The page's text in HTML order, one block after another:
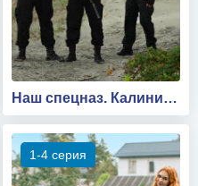
Наш спецназ. Калининград
1-4 серия